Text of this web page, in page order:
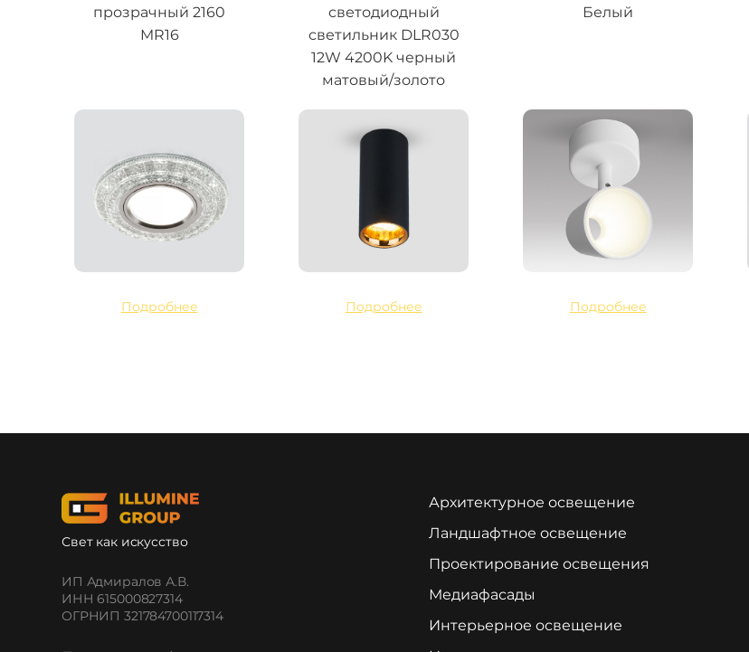
прозрачный 2160
MR16
Подробнее
светодиодный
светильник DLR030
12W 4200K черный
матовый/золото
Подробнее
Белый
Подробнее
Свет как искусство
ИП Адмиралов А.В.
ИНН 615000827314
ОГРНИП 321784700117314
Архитектурное освещение
Ландшафтное освещение
Проектирование освещения
Медиафасады
Интерьерное освещение